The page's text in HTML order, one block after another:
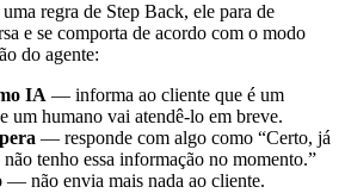
regra de Step Back, ele para de
e se comporta de acordo com o modo
do agente:
IA — informa ao cliente que é um
um humano vai atendê-lo em breve.
— responde com algo como “Certo, já
tenho essa informação no momento.”
— não envia mais nada ao cliente.